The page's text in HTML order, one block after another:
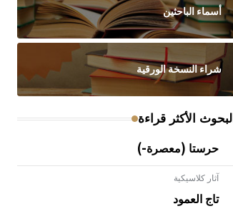
أسماء الباحثين
شراء النسخة الورقية
البحوث الأكثر قراءة
حرستا (معصرة-)
آثار كلاسيكية
تاج العمود